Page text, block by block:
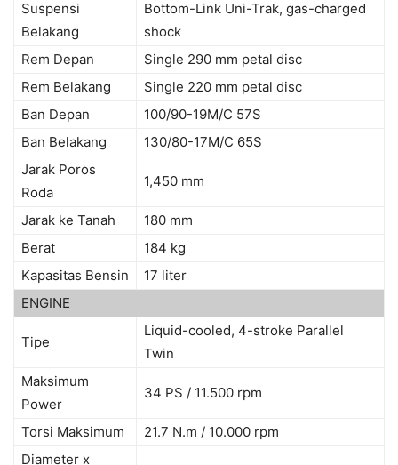
Suspensi
Belakang
Bottom-Link Uni-Trak, gas-charged
shock
Rem Depan
Single 290 mm petal disc
Rem Belakang
Single 220 mm petal disc
Ban Depan
100/90-19M/C 57S
Ban Belakang
130/80-17M/C 65S
Jarak Poros
Roda
1,450 mm
Jarak ke Tanah
180 mm
Berat
184 kg
Kapasitas Bensin
17 liter
ENGINE
Tipe
Liquid-cooled, 4-stroke Parallel
Twin
Maksimum
Power
34 PS / 11.500 rpm
Torsi Maksimum
21.7 N.m / 10.000 rpm
Diameter x